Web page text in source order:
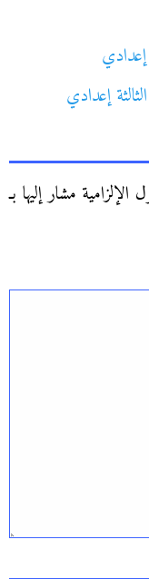
إعدادي
إعدادي
الإلزامية مشار إليها بـ